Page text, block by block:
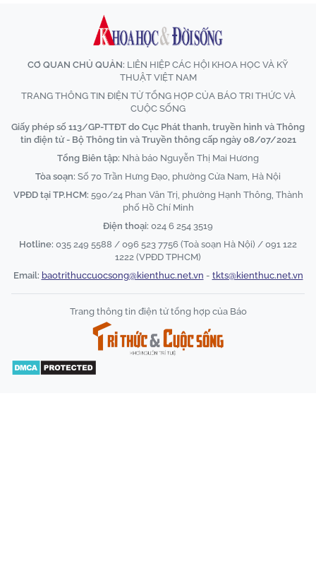
CƠ QUAN CHỦ QUẢN: LIÊN HIỆP CÁC HỘI KHOA HỌC VÀ KỸ
THUẬT VIỆT NAM
TRANG THÔNG TIN ĐIỆN TỬ TỔNG HỢP CỦA BÁO TRI THỨC VÀ
CUỘC SỐNG
Giấy phép số 113/GP-TTĐT do Cục Phát thanh, truyền hình và Thông
tin điện tử - Bộ Thông tin và Truyền thông cấp ngày 08/07/2021
Tổng Biên tập: Nhà báo Nguyễn Thị Mai Hương
Tòa soạn: Số 70 Trần Hưng Đạo, phường Cửa Nam, Hà Nội
VPĐD tại TP.HCM: 590/24 Phan Văn Trị, phường Hạnh Thông, Thành
phố Hồ Chí Minh
Điện thoại: 024 6 254 3519
Hotline: 035 249 5588 / 096 523 7756 (Toà soạn Hà Nội) / 091 122
1222 (VPĐD TPHCM)
Email: baotrithuccuocsong@kienthuc.net.vn - tkts@kienthuc.net.vn
Trang thông tin điện tử tổng hợp của Báo